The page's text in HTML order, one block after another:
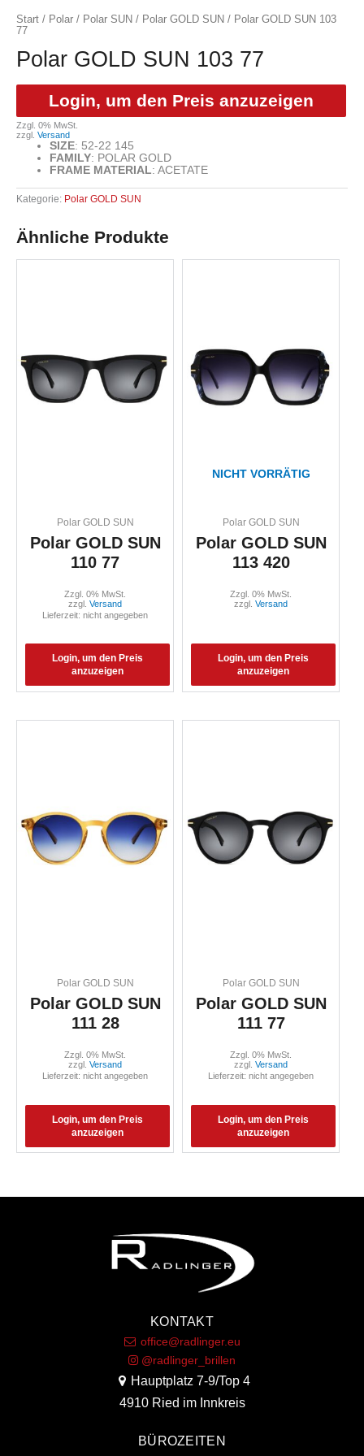
Start / Polar / Polar SUN / Polar GOLD SUN / Polar GOLD SUN 103
77
Polar GOLD SUN 103 77
Login, um den Preis anzuzeigen
Zzgl. 0% MwSt.
zzgl. Versand
SIZE: 52-22 145
FAMILY: POLAR GOLD
FRAME MATERIAL: ACETATE
Kategorie: Polar GOLD SUN
Ähnliche Produkte
Polar GOLD SUN
Polar GOLD SUN
110 77
Login, um den Preis
anzuzeigen
Zzgl. 0% MwSt.
zzgl. Versand
Lieferzeit: nicht angegeben
NICHT VORRÄTIG
Polar GOLD SUN
Polar GOLD SUN
113 420
Login, um den Preis
anzuzeigen
Zzgl. 0% MwSt.
zzgl. Versand
Polar GOLD SUN
Polar GOLD SUN
111 28
Login, um den Preis
anzuzeigen
Zzgl. 0% MwSt.
zzgl. Versand
Lieferzeit: nicht angegeben
Polar GOLD SUN
Polar GOLD SUN
111 77
Login, um den Preis
anzuzeigen
Zzgl. 0% MwSt.
zzgl. Versand
Lieferzeit: nicht angegeben
KONTAKT
office@radlinger.eu
@radlinger_brillen
Hauptplatz 7-9/Top 4
4910 Ried im Innkreis
BÜROZEITEN